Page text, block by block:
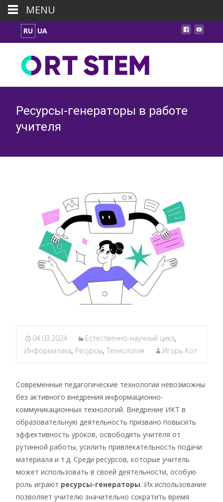
RU UA
Ресурсы-генераторы в работе
учителя
04.03.2024 Естественно-научный цикл,
Информатика, Ресурсы, Технология Игорь Кот
Современные педагогические технологии невозможны
без активного внедрения информационно-
коммуникационных технологий. Внедрение ИКТ в
образовательную деятельность призвано повысить
эффективность уроков, освободить учителя от
рутинной работы, усилить привлекательность подачи
материала и т.д. Среди ресурсов, которые учитель
может использовать в своей деятельности, особую
роль играют ресурсы-генераторы. Их использование
позволяет учителю значительно сократить время
MENU